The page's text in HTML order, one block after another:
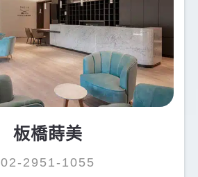
板橋蒔美
02-2951-1055